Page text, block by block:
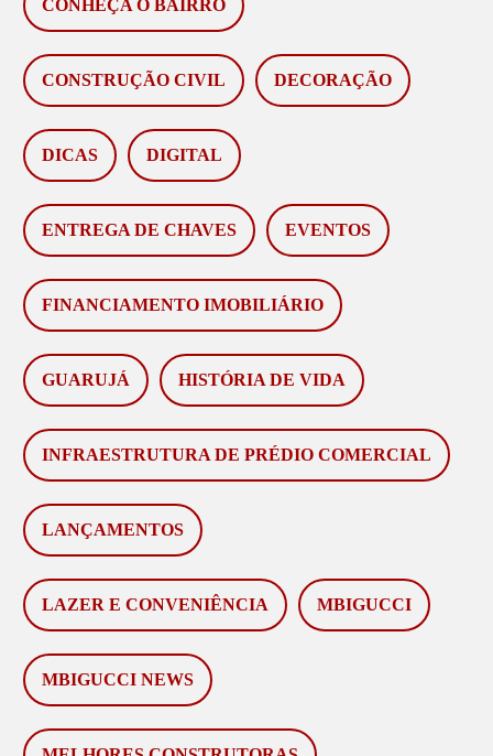
CONHEÇA O BAIRRO
CONSTRUÇÃO CIVIL DECORAÇÃO
DICAS DIGITAL
ENTREGA DE CHAVES EVENTOS
FINANCIAMENTO IMOBILIÁRIO
GUARUJÁ HISTÓRIA DE VIDA
INFRAESTRUTURA DE PRÉDIO COMERCIAL
LANÇAMENTOS
LAZER E CONVENIÊNCIA MBIGUCCI
MBIGUCCI NEWS